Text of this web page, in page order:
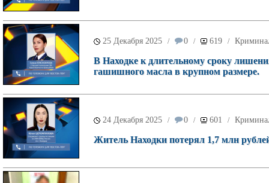
25 Декабря 2025 / 0 / 619 /
В Находке к длительному сроку
гашишного масла в крупном размере.
24 Декабря 2025 / 0 / 601 /
Житель Находки потерял 1,7 млн